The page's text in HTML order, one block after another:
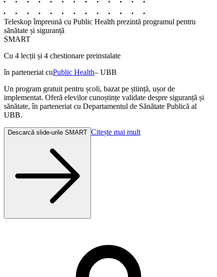
Teleskop împreună cu Public Health prezintă programul pentru
sănătate și siguranță
SMART
Cu 4 lecții și 4 chestionare preinstalate
în parteneriat cuPublic Health– UBB
Un program gratuit pentru școli, bazat pe știință, ușor de
implementat. Oferă elevilor cunoștințe validate despre siguranță și
sănătate, în parteneriat cu Departamentul de Sănătate Publică al
UBB.
Descarcă slide-urile SMART Citește mai mult